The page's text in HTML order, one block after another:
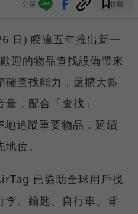
分享 收藏
日) 睽違五年推出新一
迎的物品查找設備帶來
確查找能力，還擴大藍
，配合「查找」
追蹤重要物品，延續
位。
已協助全球用戶找
李、鑰匙、自行車、背